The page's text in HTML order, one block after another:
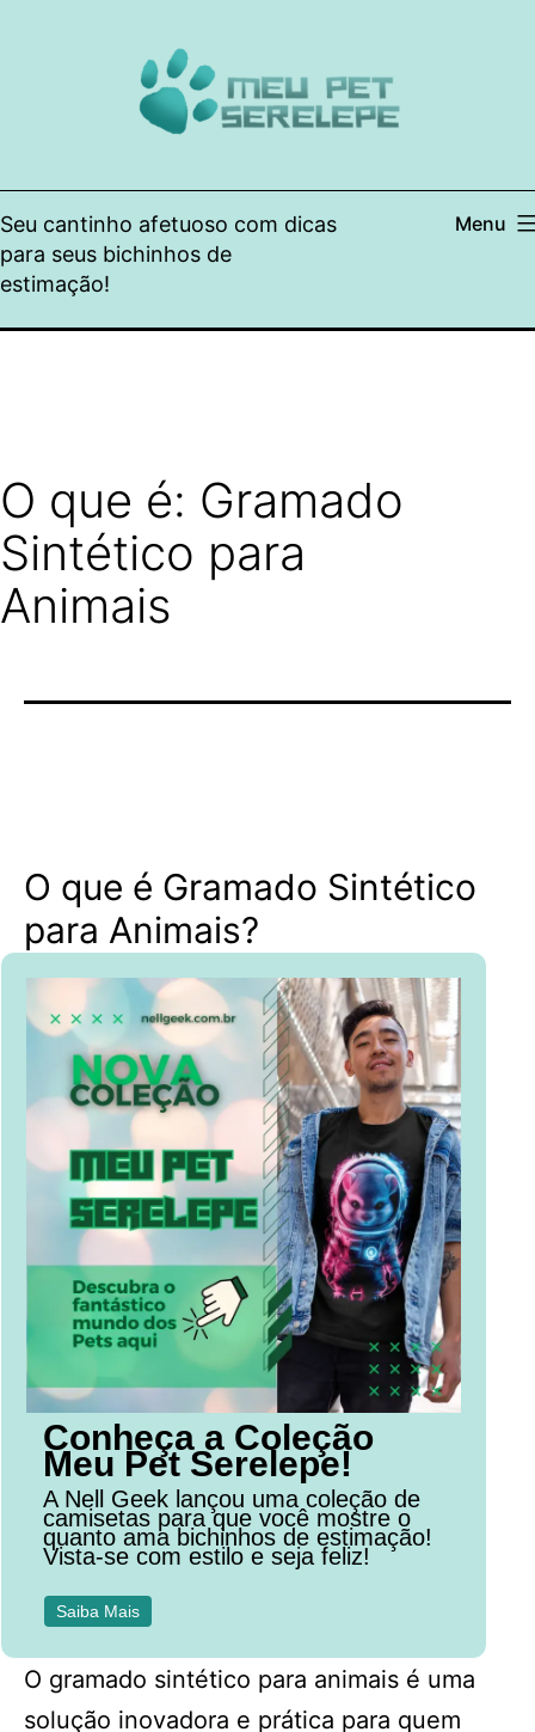
Seu cantinho afetuoso com dicas
para seus bichinhos de
estimação!
Menu
O que é: Gramado
Sintético para
Animais
O que é Gramado Sintético
para Animais?
Conheça a Coleção
Meu Pet Serelepe!
A Nell Geek lançou uma coleção de
camisetas para que você mostre o
quanto ama bichinhos de estimação!
Vista-se com estilo e seja feliz!
Saiba Mais
O gramado sintético para animais é uma
solução inovadora e prática para quem